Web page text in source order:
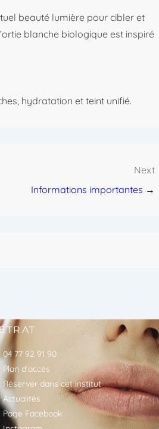
beauté lumière pour cibler et
blanche biologique est inspiré
hydratation et teint unifié.
Next
Informations importantes →
04 77 92 91 90
Plan d'accès
Réserver dans cet institut
Actualités
Page Facebook